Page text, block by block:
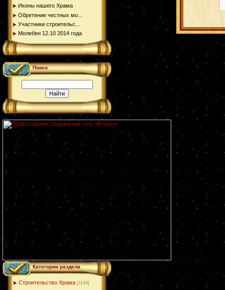
Иконы нашего Храма
Обретение честных мо...
Участники строительс...
Молебен 12.10 2014 года
Поиск
Категории раздела
Строительство Храма [1144]